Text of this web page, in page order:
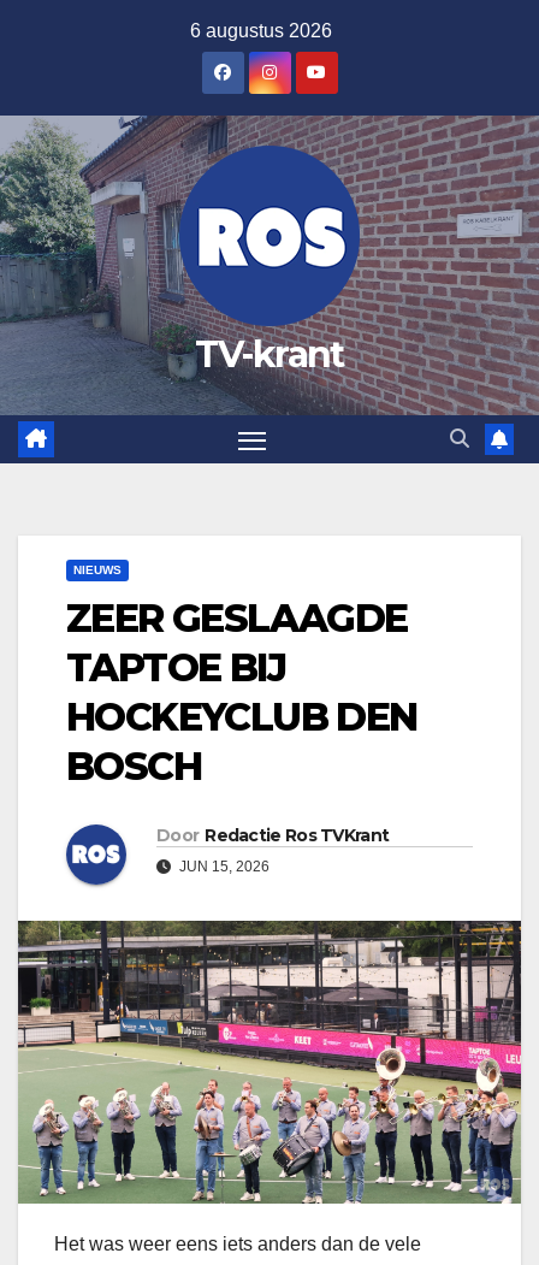
inhoud
6 augustus 2026
TV-krant
NIEUWS
ZEER GESLAAGDE
TAPTOE BIJ
HOCKEYCLUB DEN
BOSCH
Door Redactie Ros TVKrant
JUN 15, 2026
Het was weer eens iets anders dan de vele